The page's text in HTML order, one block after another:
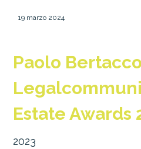
19 marzo 2024
Paolo
Estate Awards
2023